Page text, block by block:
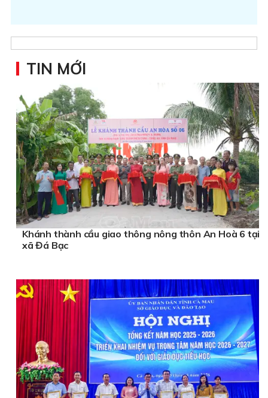
TIN MỚI
Khánh thành cầu giao thông nông thôn An Hoà 6 tại
xã Đá Bạc